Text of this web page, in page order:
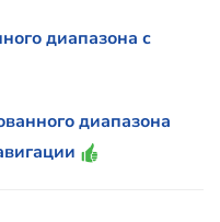
диапазона с
диапазона